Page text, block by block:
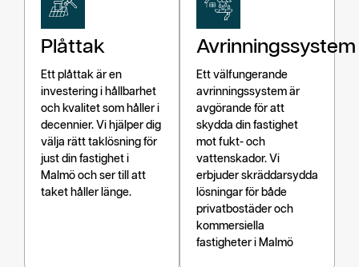
Plåttak
Ett plåttak är en
investering i hållbarhet
och kvalitet som håller i
decennier. Vi hjälper dig
välja rätt taklösning för
just din fastighet i
Malmö och ser till att
taket håller länge.
Avrinningssystem
Ett välfungerande
avrinningssystem är
avgörande för att
skydda din fastighet
mot fukt- och
vattenskador. Vi
erbjuder skräddarsydda
lösningar för både
privatbostäder och
kommersiella
fastigheter i Malmö